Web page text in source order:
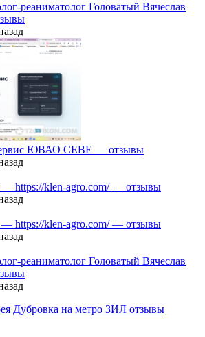
реаниматолог Головатый Вячеслав
ЮВАО CEBE — отзывы
klen-agro.com/ — отзывы
klen-agro.com/ — отзывы
реаниматолог Головатый Вячеслав
Дубровка на метро ЗИЛ отзывы